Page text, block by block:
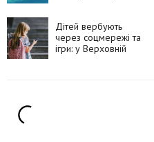
Дітей вербують
через соцмережі та
ігри: у Верховній